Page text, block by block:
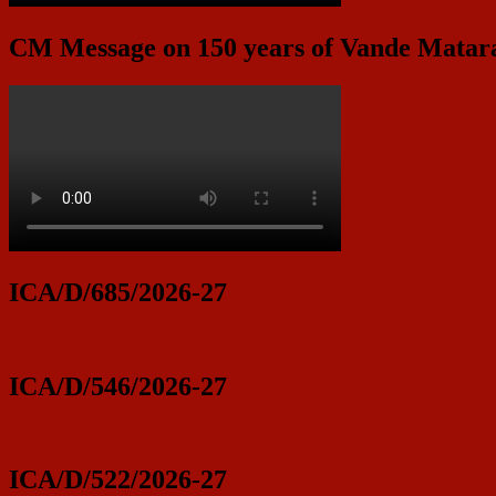
CM Message on 150 years of Vande
ICA/D/685/2026-27
ICA/D/546/2026-27
ICA/D/522/2026-27